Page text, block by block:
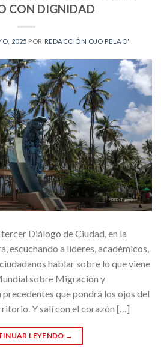
CON DIGNIDAD
2025 POR REDACCIÓN OJO PELAO'
Diálogo de Ciudad, en la
escuchando a líderes, académicos,
hablar sobre lo que viene
sobre Migración y
que pondrá los ojos del
Y salí con el corazón […]
LEYENDO →